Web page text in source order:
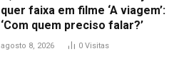
quer faixa em filme ‘A viagem’:
‘Com quem preciso falar?’
agosto 8, 2026 0 Visitas